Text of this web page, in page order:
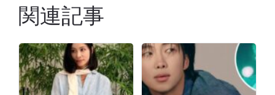
関連記事